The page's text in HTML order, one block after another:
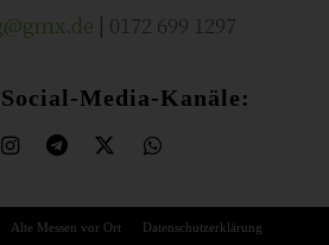
| 0172 699 1297
Media-Kanäle:
Alte Messen vor Ort Datenschutzerklärung